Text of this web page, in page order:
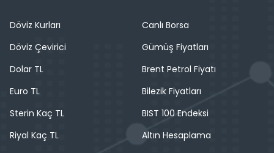
Döviz Kurları
Döviz Çevirici
Dolar TL
Euro TL
Sterin Kaç TL
Riyal Kaç TL
Canlı Borsa
Gümüş Fiyatları
Brent Petrol Fiyatı
Bilezik Fiyatları
BIST 100 Endeksi
Altın Hesaplama